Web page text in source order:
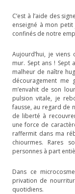
C’est à l’aide des
enseigné à mon petit
confinés de notre
Aujourd’hui, je
mur. Sept ans ! Sept
malheur de naître
découragement me
m’envahit de son
pulsion vitale, je
fausse, au regard de
de liberté à
une force de
raffermit dans ma
chiourmes. Rares
personnes à part
Dans ce
privation de
quotidiens.